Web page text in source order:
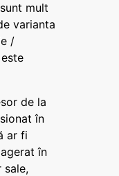
mult
varianta
/
de la
în
ar fi
în
sale,